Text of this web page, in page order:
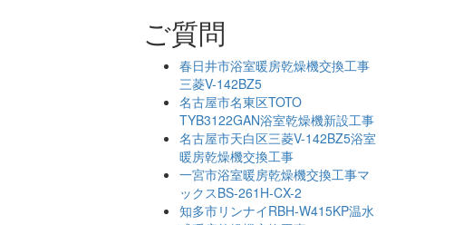
ご質問
春日井市浴室暖房乾燥機交換工事
三菱V-142BZ5
名古屋市名東区TOTO
TYB3122GAN浴室乾燥機新設工事
名古屋市天白区三菱V-142BZ5浴室
暖房乾燥機交換工事
一宮市浴室暖房乾燥機交換工事マ
ックスBS-261H-CX-2
知多市リンナイRBH-W415KP温水